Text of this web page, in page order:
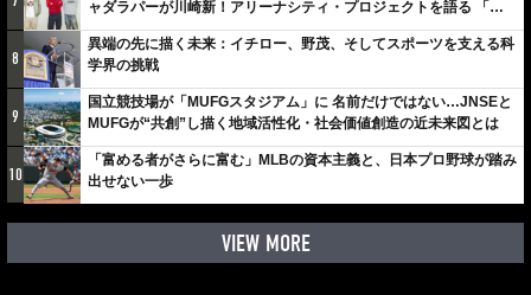
ャダラパーが川崎新！アリーナシティ・プロジェクトを語る 「楽
しみでしかないでしょ。川崎は、ずっと成長曲線だから」
8
異端の先に描く未来：イチロー、野茂、そしてスポーツを支える科
学界の挑戦
9
国立競技場が「MUFGスタジアム」に 名前だけではない…JNSEと
MUFGが“共創”し描く地域活性化・社会価値創造の近未来図とは
10
「富める者がさらに富む」MLBの資本主義と、日本プロ野球が踏み
出せない一歩
VIEW MORE